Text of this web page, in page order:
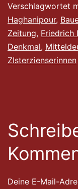
Verschlagwortet
Haghanipour,
Zeitung, Friedrich
Denkmal,
ZIsterzienserinnen
Deine E-Mail-